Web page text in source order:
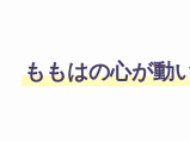
ももはの心が動